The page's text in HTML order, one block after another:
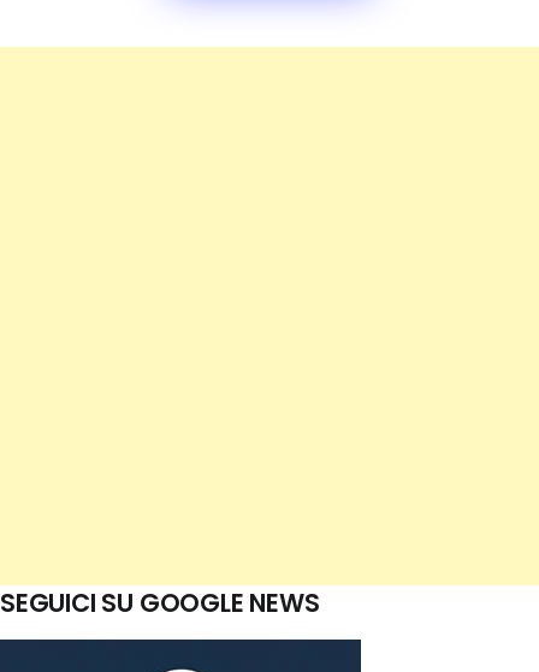
SEGUICI SU GOOGLE NEWS